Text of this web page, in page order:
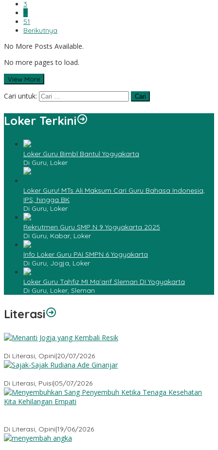
3
…
51
Berikutnya
No More Posts Available.
No more pages to load.
View More
Cari untuk:
Loker Terkini
Loker Guru Bimbl Bantul Yogyakarta
Di Guru, Loker
Loker Guru! MTs Ali Maksum Cari Guru Bahasa Indonesia,
IPS, hingga BK
Di Guru, Loker
Rekrutmen Guru SMP N 9 Yogyakarta 2025
Di Guru, Kabar, Loker
Info Loker Guru PAI SMPN 6 Yogyakarta
Di Guru, Jogja, Loker
Loker Guru Tahfiz MI Ma`arif Sleman DI Yogyakarta
Di Guru, Loker, Sleman
Literasi
Di Literasi, Opini|20/07/2026
Di Literasi, Puisi|05/07/2026
Di Literasi, Opini|19/06/2026